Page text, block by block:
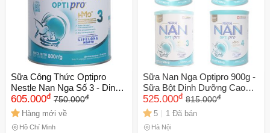
Sữa Công Thức Optipro
Nestle Nan Nga Số 3 - Dinh
Dưỡng Cho Trẻ Từ 1 Tuổi -
800g, Hỗ Trợ Phát Triển Thể
Chất Và Trí Não
605.000đ 750.000đ
Hàng mới về
Hồ Chí Minh
Sữa Nan Nga Optipro 900g -
Sữa Bột Dinh Dưỡng Cao
Cấp Cho Trẻ Nhỏ Hỗ Trợ
Phát Triển Toàn Diện
525.000đ 815.000đ
5 1 Đã bán
Hà Nội